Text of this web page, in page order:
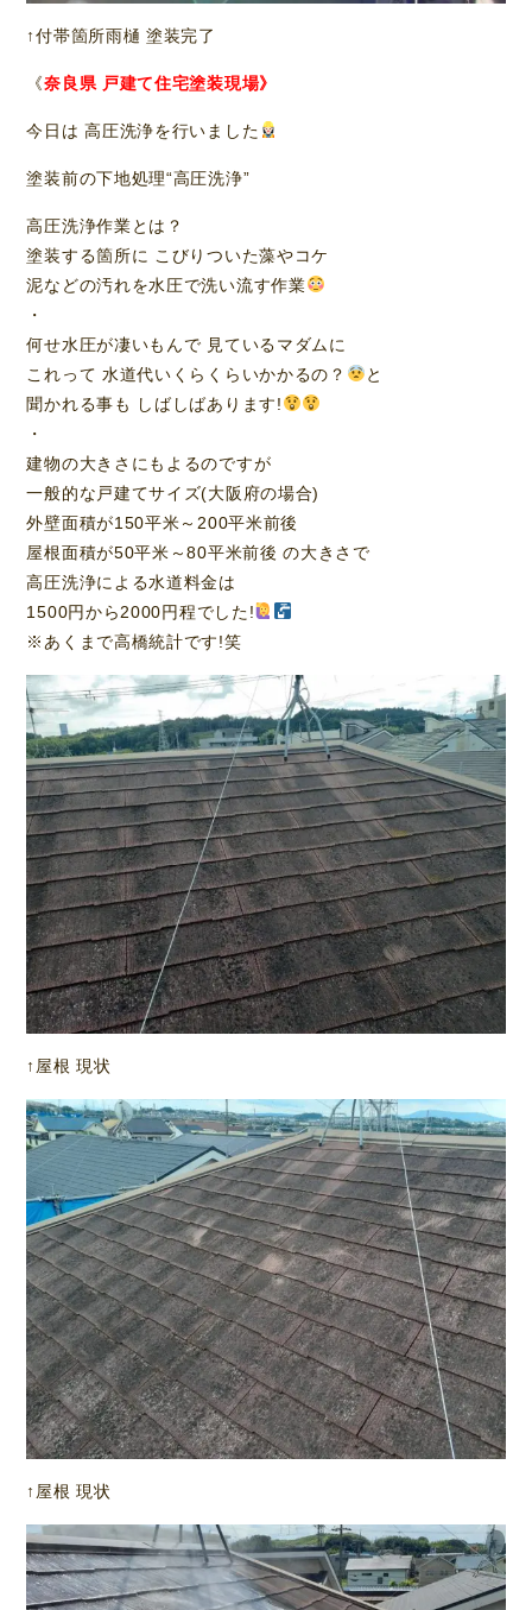
↑付帯箇所雨樋 塗装完了
《奈良県 戸建て住宅塗装現場》
今日は 高圧洗浄を行いました
塗装前の下地処理“高圧洗浄”
高圧洗浄作業とは？
塗装する箇所に こびりついた藻やコケ
泥などの汚れを水圧で洗い流す作業
・
何せ水圧が凄いもんで 見ているマダムに
これって 水道代いくらくらいかかるの？
と
聞かれる事も しばしばあります!
・
建物の大きさにもよるのですが
一般的な戸建てサイズ(大阪府の場合)
外壁面積が150平米～200平米前後
屋根面積が50平米～80平米前後 の大きさで
高圧洗浄による水道料金は
1500円から2000円程でした!
※あくまで高橋統計です!笑
↑屋根 現状
↑屋根 現状